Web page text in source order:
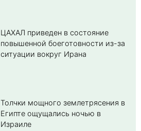
ЦАХАЛ приведен в состояние
повышенной боеготовности из-за
ситуации вокруг Ирана
Толчки мощного землетрясения в
Египте ощущались ночью в
Израиле